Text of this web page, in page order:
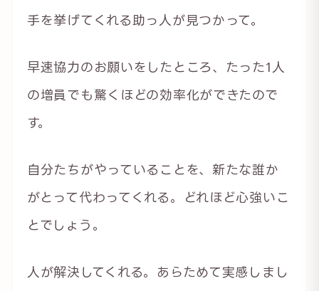
手を挙げてくれる助っ人が見つかって。
早速協力のお願いをしたところ、たった1人
の増員でも驚くほどの効率化ができたので
す。
自分たちがやっていることを、新たな誰か
がとって代わってくれる。どれほど心強いこ
とでしょう。
人が解決してくれる。あらためて実感しまし